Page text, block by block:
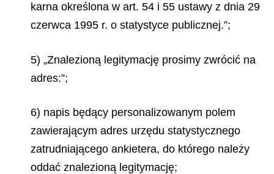
karna określona w art. 54 i 55 ustawy z dnia 29
czerwca 1995 r. o statystyce publicznej.”;
5) „Znalezioną legitymację prosimy zwrócić na
adres:”;
6) napis będący personalizowanym polem
zawierającym adres urzędu statystycznego
zatrudniającego ankietera, do którego należy
oddać znalezioną legitymację;